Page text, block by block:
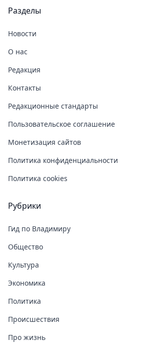
Разделы
Новости
О нас
Редакция
Контакты
Редакционные стандарты
Пользовательское соглашение
Монетизация сайтов
Политика конфиденциальности
Политика cookies
Рубрики
Гид по Владимиру
Общество
Культура
Экономика
Политика
Происшествия
Про жизнь